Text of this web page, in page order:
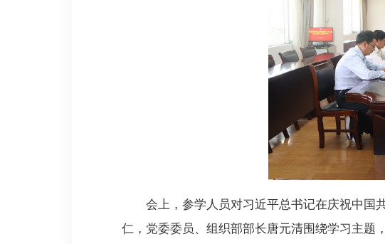
会上，参学人员对习近平总书记在庆祝中国
仁，党委委员、组织部部长唐元清围绕学习主题